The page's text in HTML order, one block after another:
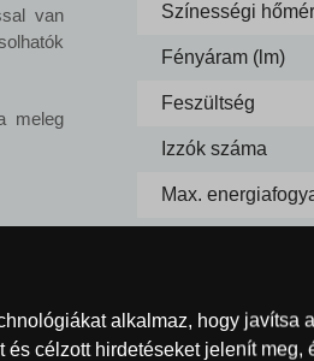
van
meleg
Színességi
Fényáram (lm)
Feszültség
Izzók száma
Max.
Minimális
alkalmaz, hogy javítsa
célzott hirdetéseket jelenít meg,